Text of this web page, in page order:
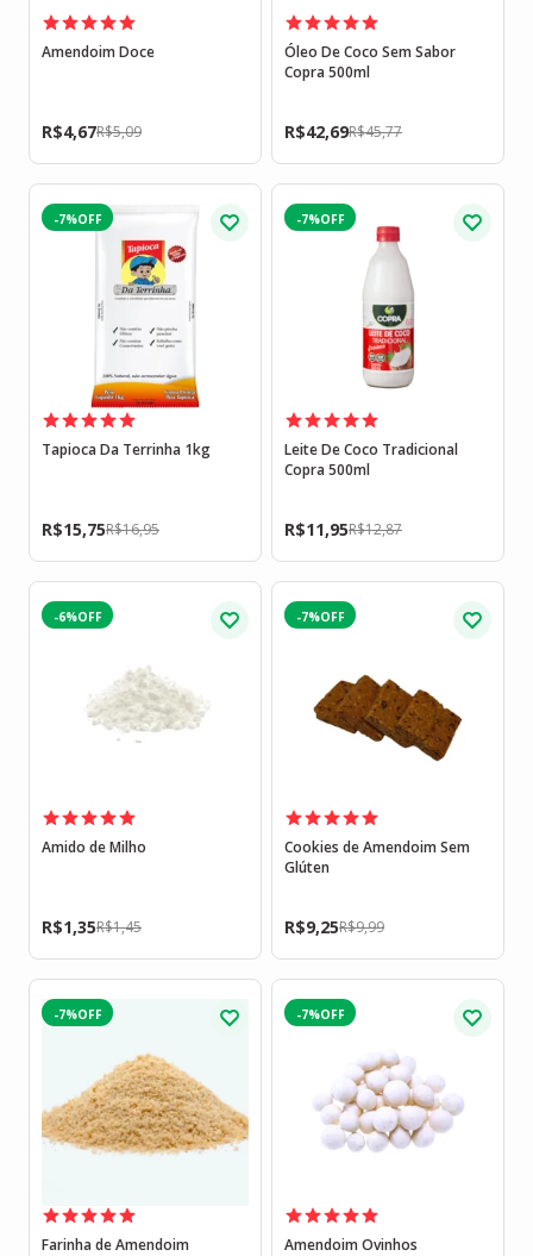
Amendoim Doce
R$5,09
R$4,67
Óleo De Coco Sem Sabor
Copra 500ml
R$45,77
R$42,69
-7%
Tapioca Da Terrinha 1kg
R$16,95
R$15,75
-7%
Leite De Coco Tradicional
Copra 500ml
R$12,87
R$11,95
-6%
Amido de Milho
R$1,45
R$1,35
-7%
Cookies de Amendoim Sem
Glúten
R$9,99
R$9,25
-7%
Farinha de Amendoim
-7%
Amendoim Ovinhos